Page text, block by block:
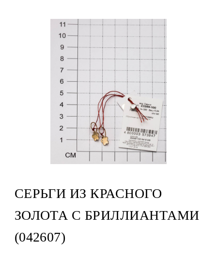
СЕРЬГИ ИЗ КРАСНОГО
ЗОЛОТА С БРИЛЛИАНТАМИ
(042607)